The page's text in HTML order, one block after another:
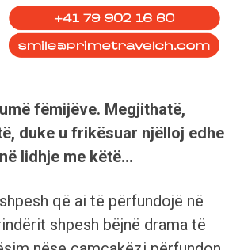
fëmijëve. Megjithatë,
duke u frikësuar njëlloj edhe
lidhje me këtë…
që ai të përfundojë në
shpesh bëjnë drama të